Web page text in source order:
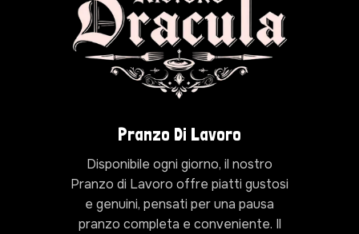
Pranzo Di Lavoro
Disponibile ogni giorno, il nostro
Pranzo di Lavoro offre piatti gustosi
e genuini, pensati per una pausa
pranzo completa e conveniente. Il